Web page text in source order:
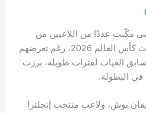
مكّنت عددًا من اللاعبين من
مواصلة المشاركة في منافسات كأس العالم 2026، رغم تعرضهم
الغياب لفترات طويلة، برزت
في البطولة.
بوش، ولاعب منتخب إنجلترا